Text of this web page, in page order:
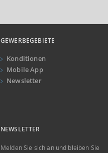
GEWERBEGEBIETE
Konditionen
Mobile App
Newsletter
NEWSLETTER
Melden Sie sich an und bleiben Sie